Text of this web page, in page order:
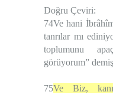
Doğru Çeviri:
74Ve hani
tanrılar mı
toplumunu
görüyorum”
75Ve Biz,